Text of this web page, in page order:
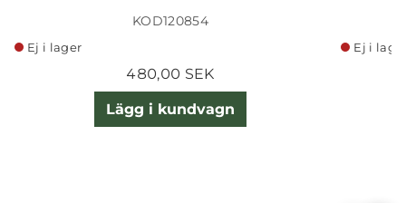
KOD120854
Ej i lager
480,00 SEK
Lägg i kundvagn
Ej i